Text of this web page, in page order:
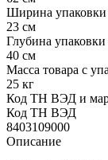
Ширина упаковки
23 см
Глубина упаковки
40 см
Масса товара с
25 кг
Код ТН ВЭД и
Код ТН ВЭД
8403109000
Описание